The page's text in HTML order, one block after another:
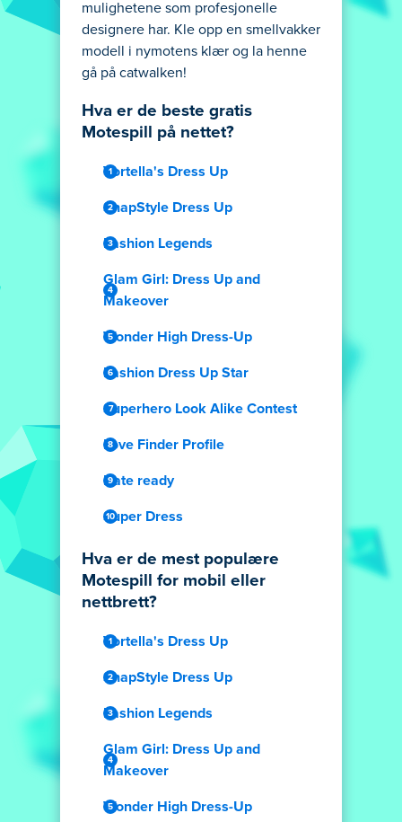
mulighetene som profesjonelle
designere har. Kle opp en smellvakker
modell i nymotens klær og la henne
gå på catwalken!
Hva er de beste gratis
Motespill på nettet?
Vortella's Dress Up
SnapStyle Dress Up
Fashion Legends
Glam Girl: Dress Up and
Makeover
Wonder High Dress-Up
Fashion Dress Up Star
Superhero Look Alike Contest
Love Finder Profile
Date ready
Super Dress
Hva er de mest populære
Motespill for mobil eller
nettbrett?
Vortella's Dress Up
SnapStyle Dress Up
Fashion Legends
Glam Girl: Dress Up and
Makeover
Wonder High Dress-Up